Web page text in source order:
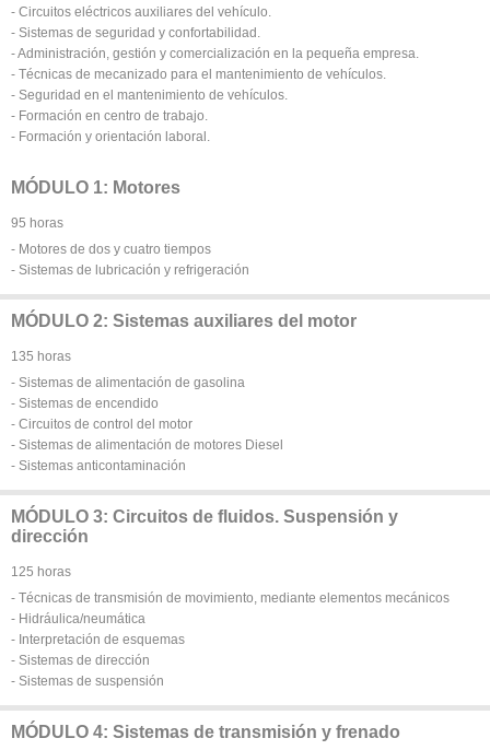
- Circuitos eléctricos auxiliares del vehículo.
- Sistemas de seguridad y confortabilidad.
- Administración, gestión y comercialización en la pequeña empresa.
- Técnicas de mecanizado para el mantenimiento de vehículos.
- Seguridad en el mantenimiento de vehículos.
- Formación en centro de trabajo.
- Formación y orientación laboral.
MÓDULO 1: Motores
95 horas
- Motores de dos y cuatro tiempos
- Sistemas de lubricación y refrigeración
MÓDULO 2: Sistemas auxiliares del motor
135 horas
- Sistemas de alimentación de gasolina
- Sistemas de encendido
- Circuitos de control del motor
- Sistemas de alimentación de motores Diesel
- Sistemas anticontaminación
MÓDULO 3: Circuitos de fluidos. Suspensión y
dirección
125 horas
- Técnicas de transmisión de movimiento, mediante elementos mecánicos
- Hidráulica/neumática
- Interpretación de esquemas
- Sistemas de dirección
- Sistemas de suspensión
MÓDULO 4: Sistemas de transmisión y frenado